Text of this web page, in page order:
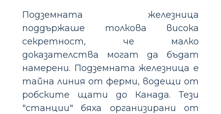
Подземната железница
поддържаше толкова висока
секретност, че малко
доказателства могат да бъдат
намерени. Подземната железница е
тайна линия от ферми, водещи от
робските щати до Канада. Тези
"станции" бяха организирани от